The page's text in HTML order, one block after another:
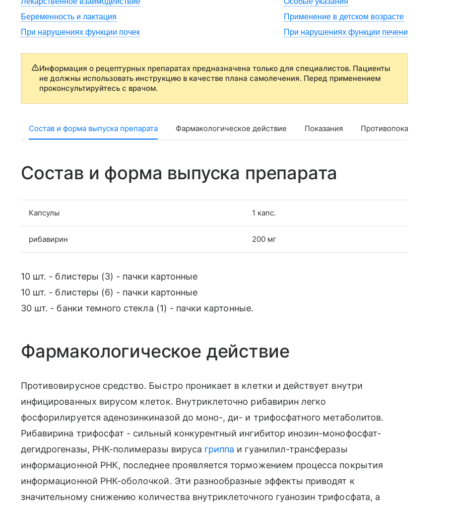
Беременность и лактация
Применение в детском возрасте
При нарушениях функции почек
При нарушениях функции печени
Информация о рецептурных препаратах предназначена только для специалистов. Пациенты
не должны использовать инструкцию в качестве плана самолечения. Перед применением
проконсультируйтесь с врачом.
Состав и форма выпуска препарата Фармакологическое действие Показания Противопоказания
Состав и форма выпуска препарата
Капсулы 1 капс.
рибавирин 200 мг
10 шт. - блистеры (3) - пачки картонные
10 шт. - блистеры (6) - пачки картонные
30 шт. - банки темного стекла (1) - пачки картонные.
Фармакологическое действие
Противовирусное средство. Быстро проникает в клетки и действует внутри
инфицированных вирусом клеток. Внутриклеточно рибавирин легко
фосфорилируется аденозинкиназой до моно-, ди- и трифосфатного метаболитов.
Рибавирина трифосфат - сильный конкурентный ингибитор инозин-монофосфат-
дегидрогеназы, РНК-полимеразы вируса гриппа и гуанилил-трансферазы
информационной РНК, последнее проявляется торможением процесса покрытия
информационной РНК-оболочкой. Эти разнообразные эффекты приводят к
значительному снижению количества внутриклеточного гуанозин трифосфата, а